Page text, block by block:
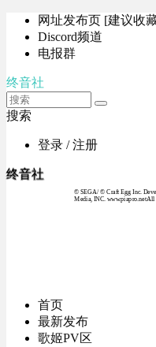
网址发布页 [建议收
Discord频道
电报群
终音社
搜索
登录 / 注册
终音社
© SEGA / © Craft Egg Inc.
Media, INC. www.piapro.netAll
首页
最新发布
歌姬PV区